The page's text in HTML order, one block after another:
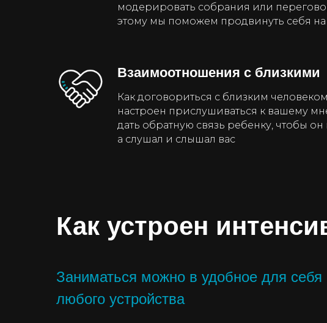
модерировать собрания или
этому мы поможем продвинуть себя на
Взаимоотношения с близкими
Как договориться с близким
настроен прислушиваться к вашему
дать обратную связь ребенку, чтобы он
а слушал и слышал вас
Как устроен
Заниматься можно в удобное для
любого устройства